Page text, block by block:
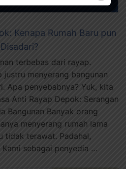
Kenapa Rumah Baru pun
terbebas dari rayap.
justru menyerang bangunan
Apa penyebabnya? Yuk, kita
Anti Rayap Depok: Serangan
Bangunan Banyak orang
menyerang rumah lama
tidak terawat. Padahal,
sebagai penyedia …